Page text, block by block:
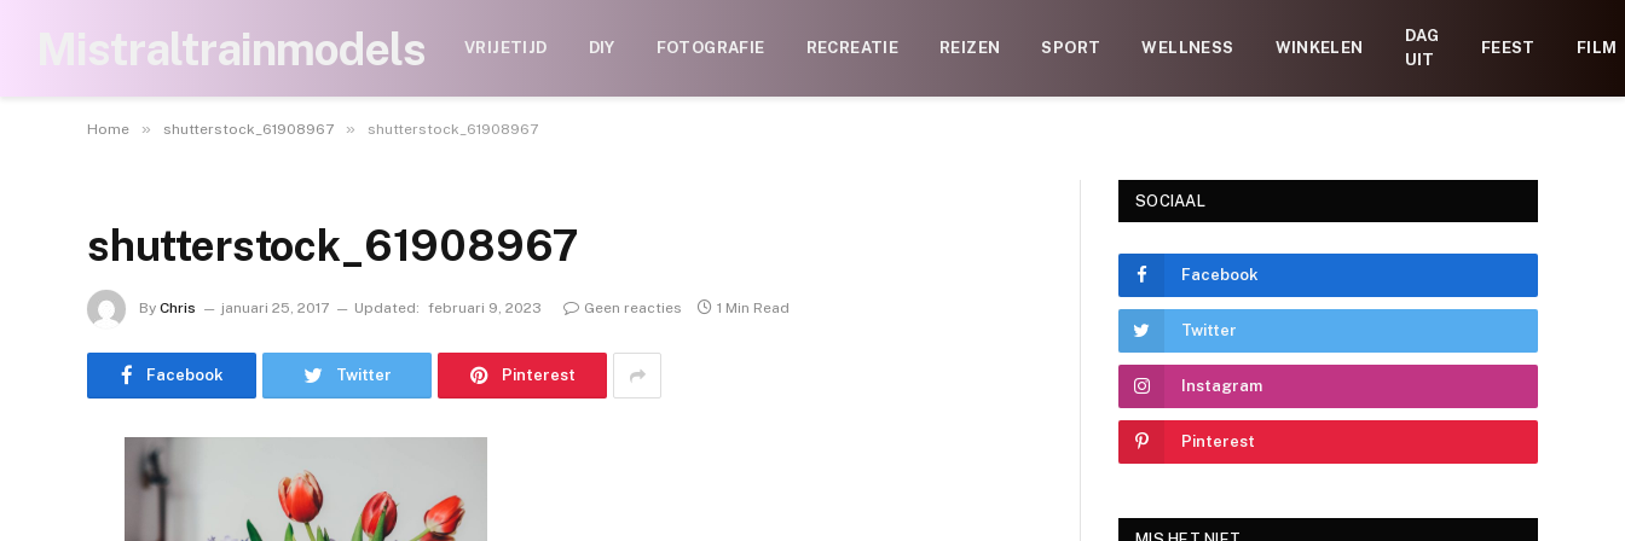
Mistraltrainmodels VRIJETIJD DIY FOTOGRAFIE RECREATIE REIZEN SPORT WELLNESS WINKELEN
DAG
UIT
FEEST FILM
Home » shutterstock_61908967 » shutterstock_61908967
shutterstock_61908967
By Chris januari 25, 2017 Updated: februari 9, 2023 Geen reacties 1 Min Read
Facebook Twitter Pinterest
SOCIAAL
Facebook
Twitter
Instagram
Pinterest